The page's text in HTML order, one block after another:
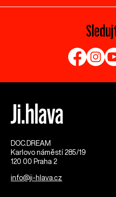
DOC.DREAM​
Karlovo náměstí 285/19
120 00 Praha 2
info@ji-hlava.cz